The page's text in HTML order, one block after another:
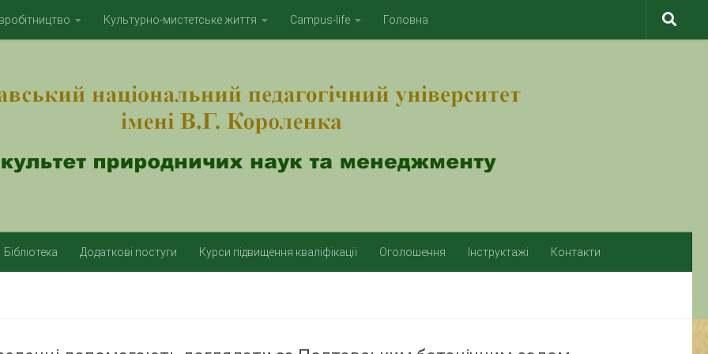
Культурно-мистетське життя Campus-life Головна
Бібліотека Додаткові постуги Курси підвищення кваліфікації Оголошення Інструктажі Контакти